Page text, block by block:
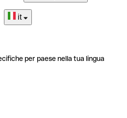
it
per paese nella tua lingua